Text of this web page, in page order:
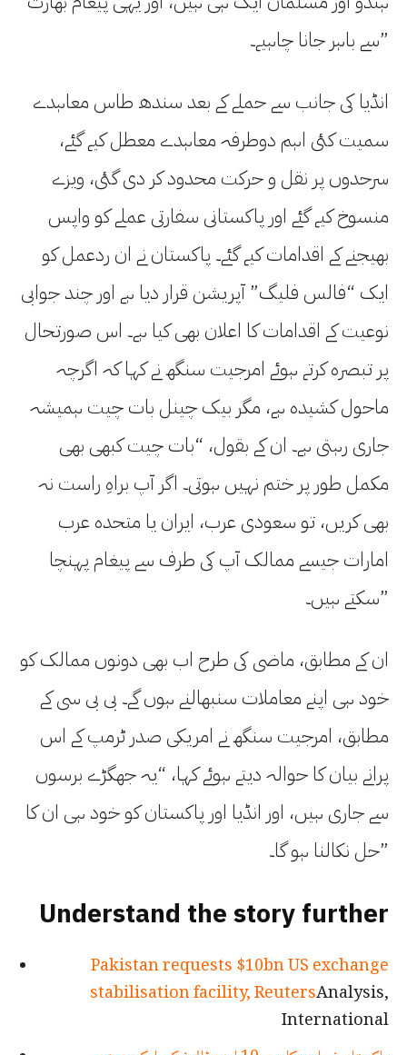
سے باہر جانا چاہیے۔”
انڈیا کی جانب سے حملے کے بعد سندھ طاس معاہدے
سمیت کئی اہم دوطرفہ معاہدے معطل کیے گئے،
سرحدوں پر نقل و حرکت محدود کر دی گئی، ویزے
منسوخ کیے گئے اور پاکستانی سفارتی عملے کو واپس
بھیجنے کے اقدامات کیے گئے۔ پاکستان نے ان ردعمل کو
ایک “فالس فلیگ” آپریشن قرار دیا ہے اور چند جوابی
نوعیت کے اقدامات کا اعلان بھی کیا ہے۔ اس صورتحال
پر تبصرہ کرتے ہوئے امرجیت سنگھ نے کہا کہ اگرچہ
ماحول کشیدہ ہے، مگر بیک چینل بات چیت ہمیشہ
جاری رہتی ہے۔ ان کے بقول، “بات چیت کبھی بھی
مکمل طور پر ختم نہیں ہوتی۔ اگر آپ براہِ راست نہ
بھی کریں، تو سعودی عرب، ایران یا متحدہ عرب
امارات جیسے ممالک آپ کی طرف سے پیغام پہنچا
سکتے ہیں۔”
ان کے مطابق، ماضی کی طرح اب بھی دونوں ممالک کو
خود ہی اپنے معاملات سنبھالنے ہوں گے۔ بی بی سی کے
مطابق، امرجیت سنگھ نے امریکی صدر ٹرمپ کے اس
پرانے بیان کا حوالہ دیتے ہوئے کہا، “یہ جھگڑے برسوں
سے جاری ہیں، اور انڈیا اور پاکستان کو خود ہی ان کا
حل نکالنا ہو گا۔”
Understand the story further
Pakistan requests $10bn US exchange
stabilisation facility, ReutersAnalysis,
International